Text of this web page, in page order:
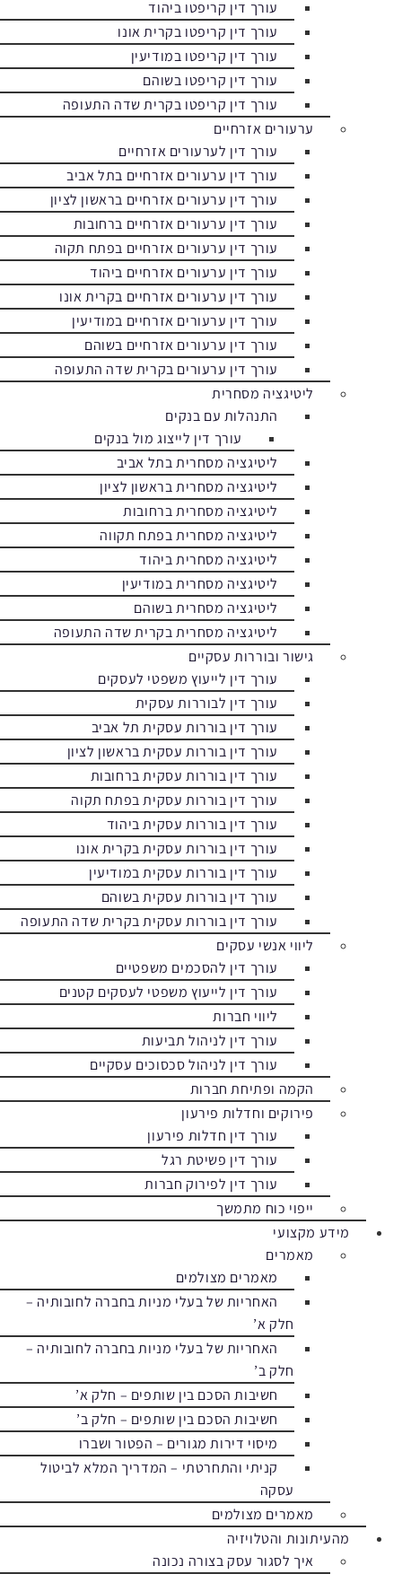
עורך דין קריפטו ביהוד
עורך דין קריפטו בקרית אונו
עורך דין קריפטו במודיעין
עורך דין קריפטו בשוהם
עורך דין קריפטו בקרית שדה התעופה
ערעורים אזרחיים
עורך דין לערעורים אזרחיים
עורך דין ערעורים אזרחיים בתל אביב
עורך דין ערעורים אזרחיים בראשון לציון
עורך דין ערעורים אזרחיים ברחובות
עורך דין ערעורים אזרחיים בפתח תקוה
עורך דין ערעורים אזרחיים ביהוד
עורך דין ערעורים אזרחיים בקרית אונו
עורך דין ערעורים אזרחיים במודיעין
עורך דין ערעורים אזרחיים בשוהם
עורך דין ערעורים בקרית שדה התעופה
ליטיגציה מסחרית
התנהלות עם בנקים
עורך דין לייצוג מול בנקים
ליטיגציה מסחרית בתל אביב
ליטיגציה מסחרית בראשון לציון
ליטיגציה מסחרית ברחובות
ליטיגציה מסחרית בפתח תקווה
ליטיגציה מסחרית ביהוד
ליטיגציה מסחרית במודיעין
ליטיגציה מסחרית בשוהם
ליטיגציה מסחרית בקרית שדה התעופה
גישור ובוררות עסקיים
עורך דין לייעוץ משפטי לעסקים
עורך דין לבוררות עסקית
עורך דין בוררות עסקית תל אביב
עורך דין בוררות עסקית בראשון לציון
עורך דין בוררות עסקית ברחובות
עורך דין בוררות עסקית בפתח תקוה
עורך דין בוררות עסקית ביהוד
עורך דין בוררות עסקית בקרית אונו
עורך דין בוררות עסקית במודיעין
עורך דין בוררות עסקית בשוהם
עורך דין בוררות עסקית בקרית שדה התעופה
ליווי אנשי עסקים
עורך דין להסכמים משפטיים
עורך דין לייעוץ משפטי לעסקים קטנים
ליווי חברות
עורך דין לניהול תביעות
עורך דין לניהול סכסוכים עסקיים
הקמה ופתיחת חברות
פירוקים וחדלות פירעון
עורך דין חדלות פירעון
עורך דין פשיטת רגל
עורך דין לפירוק חברות
ייפוי כוח מתמשך
מידע מקצועי
מאמרים
מאמרים מצולמים
האחריות של בעלי מניות בחברה לחובותיה –
חלק א’
האחריות של בעלי מניות בחברה לחובותיה –
חלק ב’
חשיבות הסכם בין שותפים – חלק א’
חשיבות הסכם בין שותפים – חלק ב’
מיסוי דירות מגורים – הפטור ושברו
קניתי והתחרטתי – המדריך המלא לביטול
עסקה
מאמרים מצולמים
מהעיתונות והטלויזיה
איך לסגור עסק בצורה נכונה